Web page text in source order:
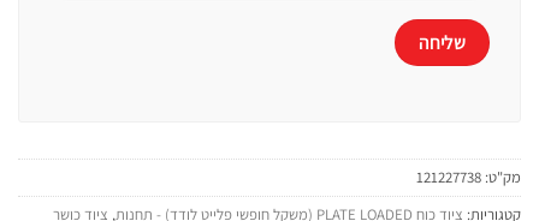
מק"ט: 121227738
קטגוריות: ציוד כוח PLATE LOADED (משקל חופשי פלייט לודד) - תחנות , ציוד כושר